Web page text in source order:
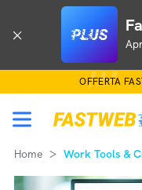
OFFERTA
Home Work Tools &